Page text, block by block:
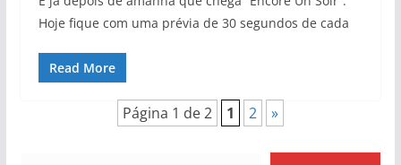
Hoje fique com uma prévia de 30 segundos de cada
Read More
Página 1 de 2 1 2 »